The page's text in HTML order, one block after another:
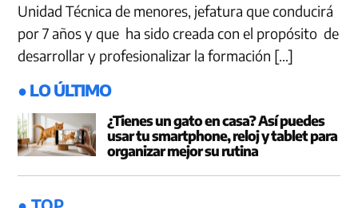
Unidad Técnica de menores, jefatura que conducirá
por 7 años y que ha sido creada con el propósito de
desarrollar y profesionalizar la formación […]
● LO ÚLTIMO
¿Tienes un gato en casa? Así puedes
usar tu smartphone, reloj y tablet para
organizar mejor su rutina